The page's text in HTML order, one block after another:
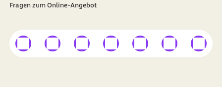
Fragen zum Online-Angebot
Besuchen Sie dieBARMER auf
externer Linkexterner Linkexterner Linkexterner Linkexterner Linkexterner Link